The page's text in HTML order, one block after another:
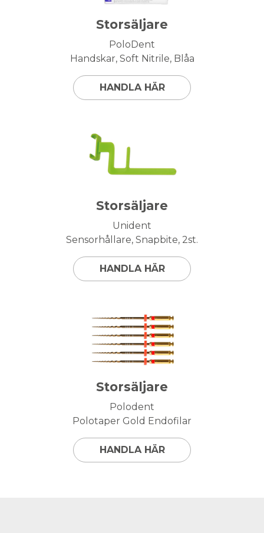
Storsäljare
PoloDent
Handskar, Soft Nitrile, Blåa
HANDLA HÄR
Storsäljare
Unident
Sensorhållare, Snapbite, 2st.
HANDLA HÄR
Storsäljare
Polodent
Polotaper Gold Endofilar
HANDLA HÄR